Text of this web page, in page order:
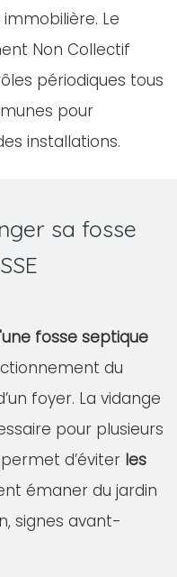
Le
Non Collectif
périodiques tous
pour
installations.
sa fosse
fosse septique
du
foyer. La vidange
pour plusieurs
d’éviter les
émaner du jardin
signes avant-